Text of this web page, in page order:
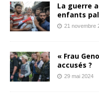
La guerre
enfants
21 novembre
« Frau
accusés ?
29 mai 2024